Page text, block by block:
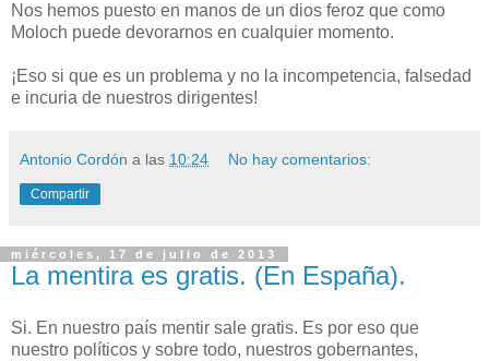
Nos hemos puesto en manos de un dios feroz que como
Moloch puede devorarnos en cualquier momento.
¡Eso si que es un problema y no la incompetencia, falsedad
e incuria de nuestros dirigentes!
Antonio Cordón a las 10:24 No hay comentarios:
Compartir
miércoles, 17 de julio de 2013
La mentira es gratis. (En España).
Si. En nuestro país mentir sale gratis. Es por eso que
nuestro políticos y sobre todo, nuestros gobernantes,